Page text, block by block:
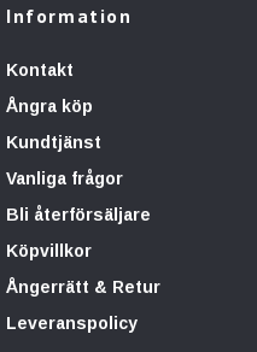
Information
Kontakt
Ångra köp
Kundtjänst
Vanliga frågor
Bli återförsäljare
Köpvillkor
Ångerrätt & Retur
Leveranspolicy